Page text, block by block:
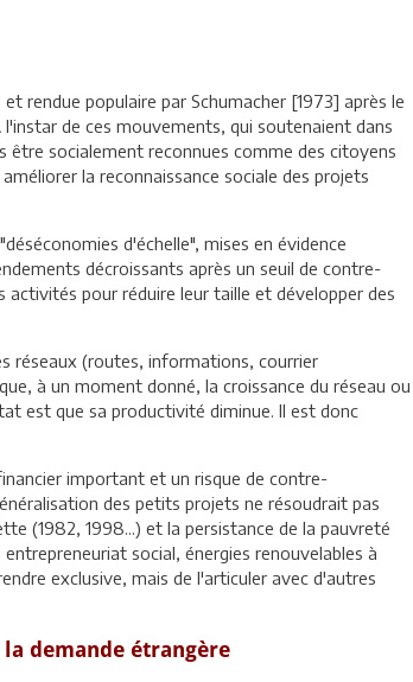
rendue populaire par Schumacher [1973] après le
de ces mouvements, qui soutenaient dans
être socialement reconnues comme des citoyens
la reconnaissance sociale des projets
d'échelle", mises en évidence
décroissants après un seuil de contre-
activités pour réduire leur taille et développer des
réseaux (routes, informations, courrier
à un moment donné, la croissance du réseau ou
est que sa productivité diminue. Il est donc
important et un risque de contre-
des petits projets ne résoudrait pas
(1982, 1998...) et la persistance de la pauvreté
social, énergies renouvelables à
exclusive, mais de l'articuler avec d'autres
demande étrangère